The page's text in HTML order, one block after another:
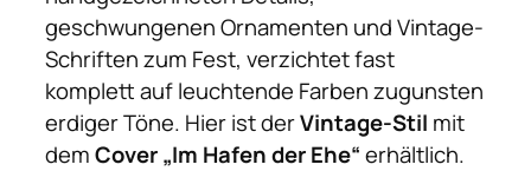
o
v
e
r
"
geschwungenen Ornamenten und Vintage-
Schriften zum Fest, verzichtet fast
komplett auf leuchtende Farben zugunsten
erdiger Töne. Hier ist derVintage-Stil mit
demCover „Im Hafen der Ehe“erhältlich.